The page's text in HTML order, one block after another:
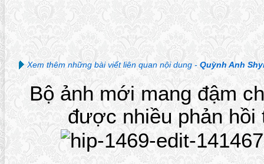
Xem thêm những bài viết liên quan nội dung - Quỳnh Anh
Bộ ảnh mới mang đậm
được nhiều phản